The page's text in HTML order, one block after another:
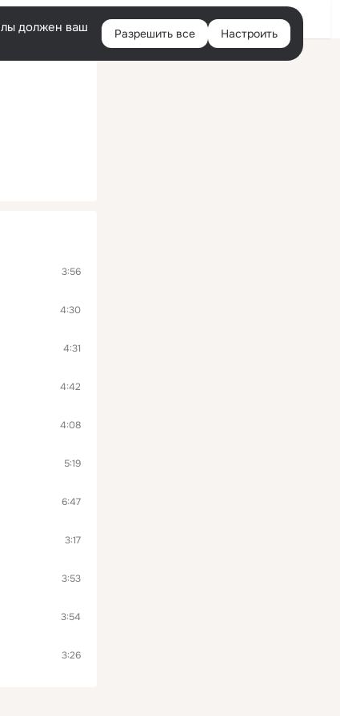
Войти
должен ваш
Разрешить все Настроить
3:56
4:30
4:31
4:42
4:08
5:19
6:47
3:17
3:53
3:54
3:26